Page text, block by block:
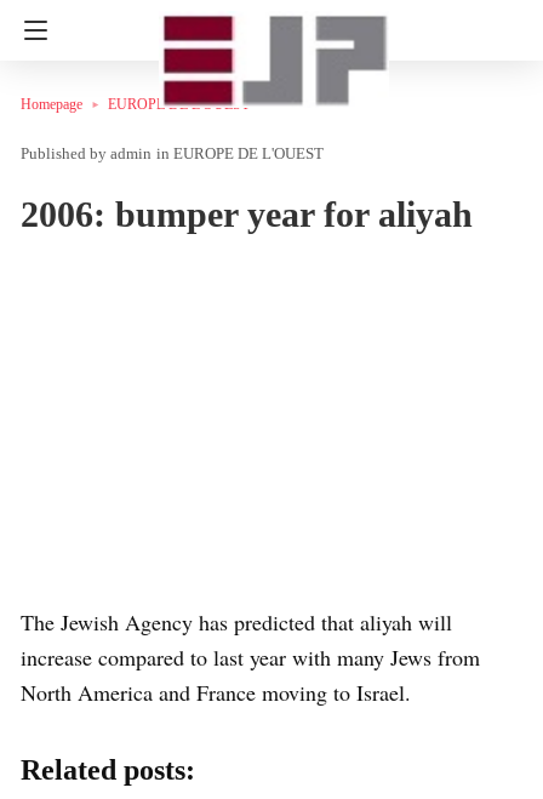
Homepage EUROPE DE L'OUEST
admin in EUROPE DE L'OUEST
2006: bumper year for aliyah
The Jewish Agency has predicted that aliyah will
increase compared to last year with many Jews from
North America and France moving to Israel.
Related posts: